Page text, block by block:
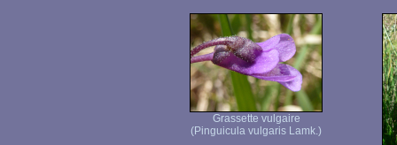
Grassette vulgaire
(Pinguicula vulgaris Lamk.)